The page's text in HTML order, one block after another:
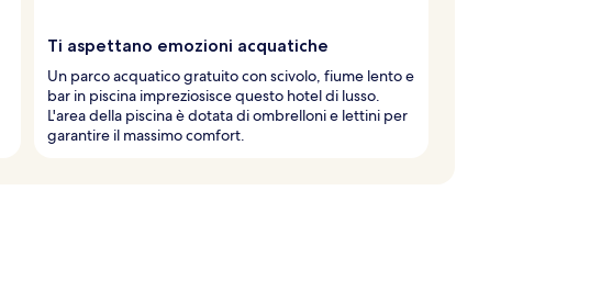
Ti aspettano emozioni acquatiche
Un parco acquatico gratuito con scivolo, fiume lento e
bar in piscina impreziosisce questo hotel di lusso.
L'area della piscina è dotata di ombrelloni e lettini per
garantire il massimo comfort.